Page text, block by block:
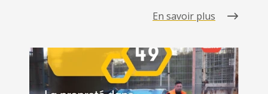
En savoir plus